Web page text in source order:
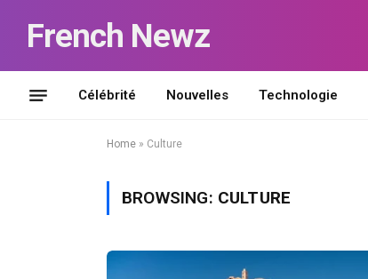
French Newz
Célébrité Nouvelles Technologie
Home » Culture
BROWSING: CULTURE